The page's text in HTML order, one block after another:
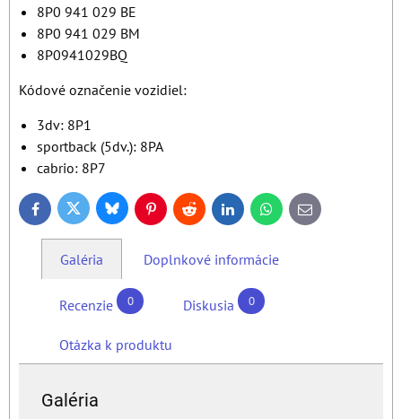
8P0 941 029 BE
8P0 941 029 BM
8P0941029BQ
Kódové označenie vozidiel:
3dv: 8P1
sportback (5dv.): 8PA
cabrio: 8P7
FacebookTwitter BlueskyPinterestReddit LinkedInWhatsApp
E-
mail
Galéria Doplnkové informácie
Recenzie 0 Diskusia 0
Otázka k produktu
Galéria